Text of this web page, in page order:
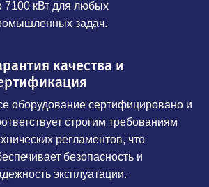
7100 кВт для любых
задач.
качества и
оборудование сертифицировано и
строгим требованиям
регламентов, что
безопасность и
эксплуатации.